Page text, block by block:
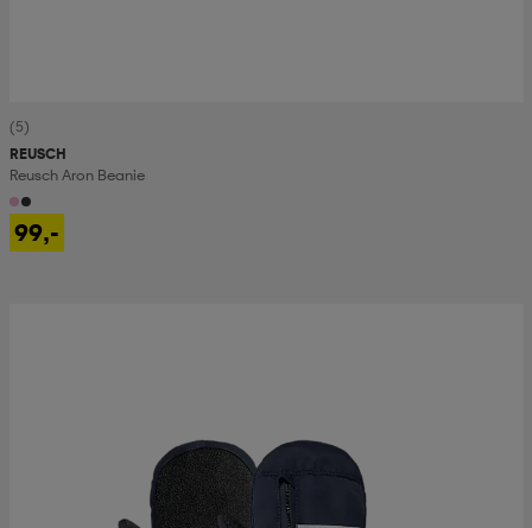
(5)
REUSCH
Reusch Aron Beanie
99,-